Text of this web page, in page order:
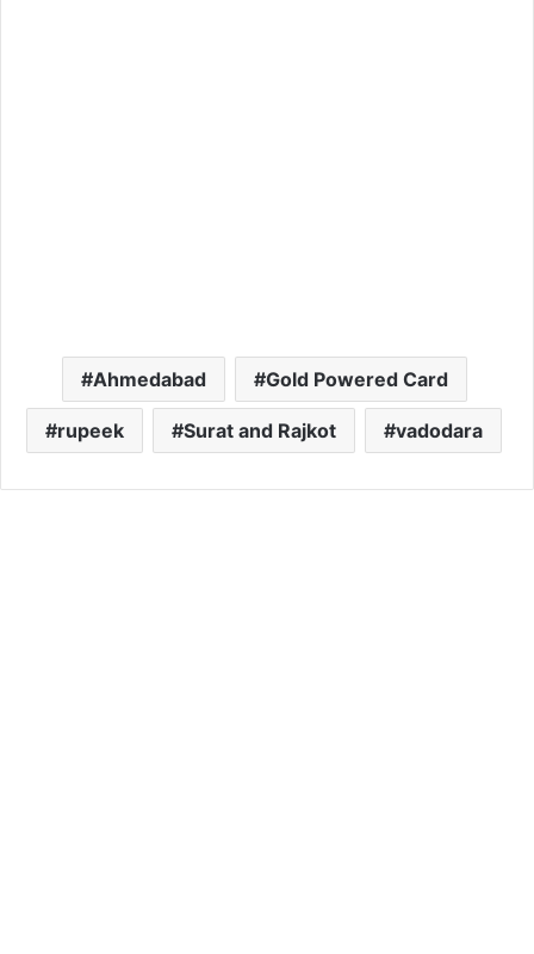
Ahmedabad Gold Powered Card
rupeek Surat and Rajkot vadodara